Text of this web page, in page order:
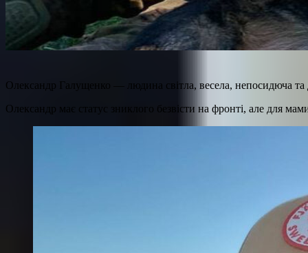
Олександр Галущенко — людина світла, весела, непосидюча та
Олександр має статус зниклого безвісти на фронті, але для